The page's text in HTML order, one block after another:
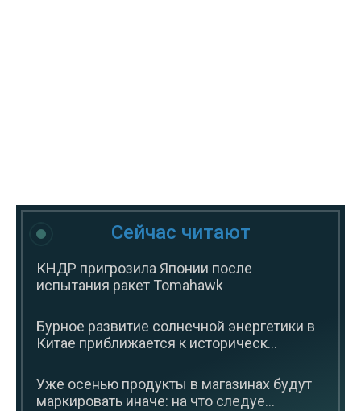
Сейчас читают
КНДР пригрозила Японии после
испытания ракет Tomahawk
Бурное развитие солнечной энергетики в
Китае приближается к историческ...
Уже осенью продукты в магазинах будут
маркировать иначе: на что следуе...